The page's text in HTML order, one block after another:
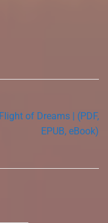
Flight of Dreams | (PDF,
EPUB, eBook)